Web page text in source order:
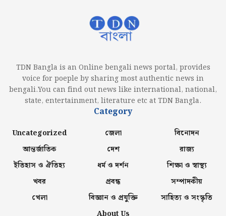
TDN Bangla is an Online bengali news portal, provides
voice for poeple by sharing most authentic news in
bengali.You can find out news like international, national,
state, entertainment, literature etc at TDN Bangla.
Category
Uncategorized
আন্তর্জাতিক
ইতিহাস ও ঐতিহ্য
খবর
খেলা
জেলা
দেশ
ধর্ম ও দর্শন
প্রবন্ধ
বিজ্ঞান ও প্রযুক্তি
বিনোদন
রাজ্য
শিক্ষা ও স্বাস্থ্য
সম্পাদকীয়
সাহিত্য ও সংস্কৃতি